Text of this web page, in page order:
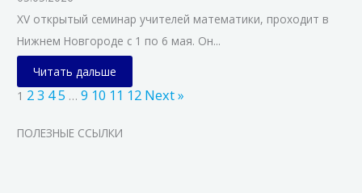
XV открытый семинар учителей математики, проходит в
Нижнем Новгороде с 1 по 6 мая. Он...
Читать дальше
1 23 45 … 9 10 11 12 Next »
ПОЛЕЗНЫЕ ССЫЛКИ